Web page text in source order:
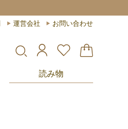
運営会社 お問い合わせ
読み物